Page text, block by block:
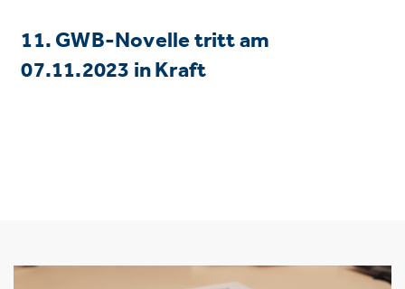
11. GWB-Novelle tritt am
07.11.2023 in Kraft